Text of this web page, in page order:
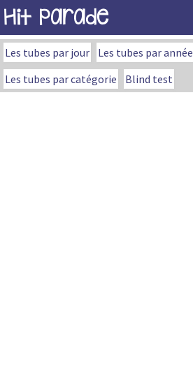
Hit Parade
Les tubes par jour Les tubes par année
Les tubes par catégorie
Blind test